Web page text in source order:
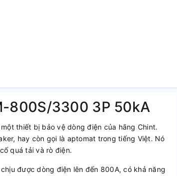
800S/3300 3P 50kA
thiết bị bảo vệ dòng điện của hãng Chint.
hay còn gọi là aptomat trong tiếng Việt. Nó
quá tải và rò điện.
được dòng điện lên đến 800A, có khả năng